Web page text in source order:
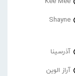
Shayne
آذرسینا
آراز الوین